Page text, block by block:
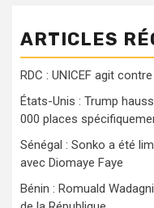
ARTICLES
RDC : UNICEF agit contre
États-Unis : Trump
000 places
Sénégal : Sonko a été
avec Diomaye Faye
Bénin : Romuald